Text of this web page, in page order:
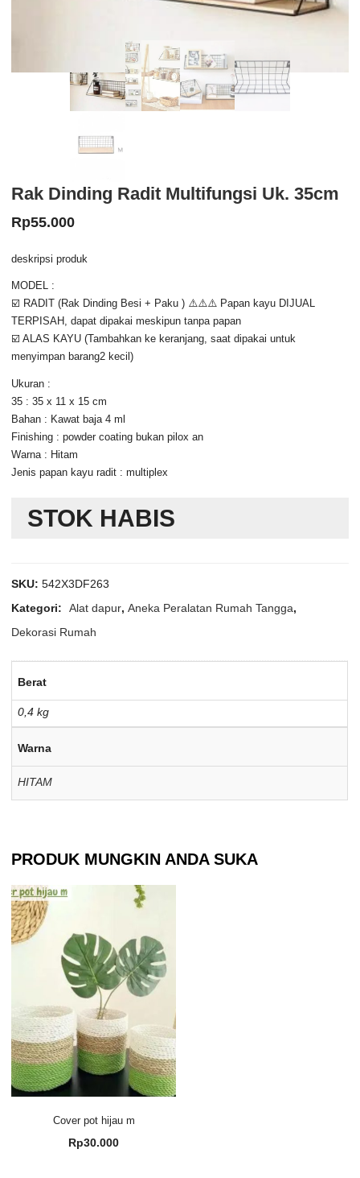
Rak Dinding Radit Multifungsi Uk. 35cm
Rp55.000
deskripsi produk
MODEL :
☑️ RADIT (Rak Dinding Besi + Paku ) ⚠️⚠️⚠️ Papan kayu DIJUAL
TERPISAH, dapat dipakai meskipun tanpa papan
☑️ ALAS KAYU (Tambahkan ke keranjang, saat dipakai untuk
menyimpan barang2 kecil)
Ukuran :
35 : 35 x 11 x 15 cm
Bahan : Kawat baja 4 ml
Finishing : powder coating bukan pilox an
Warna : Hitam
Jenis papan kayu radit : multiplex
STOK HABIS
SKU:542X3DF263
Kategori:
Alat dapur,Aneka Peralatan Rumah Tangga,
Dekorasi Rumah
Berat
0,4 kg
Warna
HITAM
PRODUK MUNGKIN ANDA SUKA
Cover pot hijau m
Rp30.000